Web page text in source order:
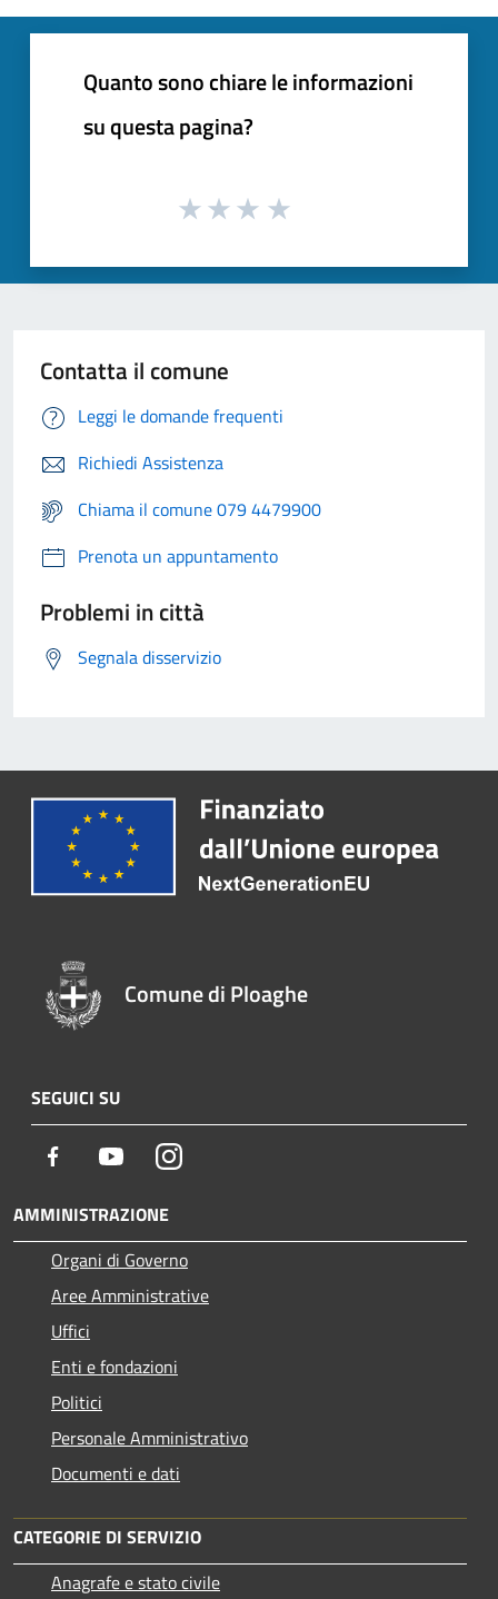
Quanto sono chiare le informazioni
su questa pagina?
Contatta il comune
Leggi le domande frequenti
Richiedi Assistenza
Chiama il comune 079 4479900
Prenota un appuntamento
Problemi in città
Segnala disservizio
Comune di Ploaghe
SEGUICI SU
Facebook YoutubeInstagram
AMMINISTRAZIONE
Organi di Governo
Aree Amministrative
Uffici
Enti e fondazioni
Politici
Personale Amministrativo
Documenti e dati
CATEGORIE DI SERVIZIO
Anagrafe e stato civile